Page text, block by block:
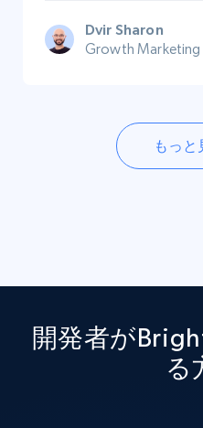
Dvir Sharon
Growth
もっと
開発者が
る